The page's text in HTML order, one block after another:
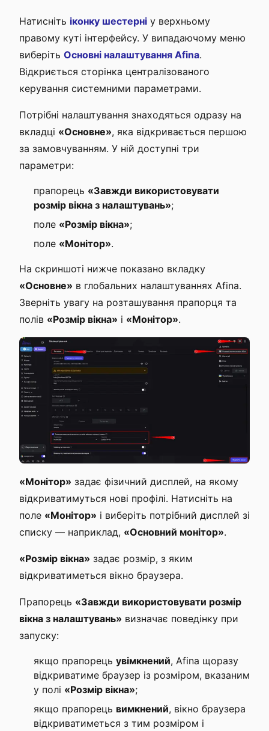
Натисніть іконку шестерні у верхньому
правому куті інтерфейсу. У випадаючому меню
виберіть Основні налаштування Afina.
Відкриється сторінка централізованого
керування системними параметрами.
Потрібні налаштування знаходяться одразу на
вкладці «Основне», яка відкривається першою
за замовчуванням. У ній доступні три
параметри:
прапорець «Завжди використовувати
розмір вікна з налаштувань»;
поле «Розмір вікна»;
поле «Монітор».
На скриншоті нижче показано вкладку
«Основне» в глобальних налаштуваннях Afina.
Зверніть увагу на розташування прапорця та
полів «Розмір вікна» і «Монітор».
«Монітор» задає фізичний дисплей, на якому
відкриватимуться нові профілі. Натисніть на
поле «Монітор» і виберіть потрібний дисплей зі
списку — наприклад, «Основний монітор».
«Розмір вікна» задає розмір, з яким
відкриватиметься вікно браузера.
Прапорець «Завжди використовувати розмір
вікна з налаштувань» визначає поведінку при
запуску:
якщо прапорець увімкнений, Afina щоразу
відкриватиме браузер із розміром, вказаним
у полі «Розмір вікна»;
якщо прапорець вимкнений, вікно браузера
відкриватиметься з тим розміром і